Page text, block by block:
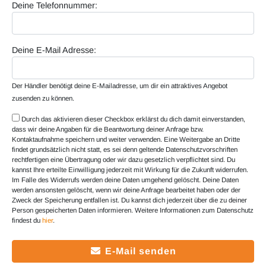
Deine Telefonnummer:
Deine E-Mail Adresse:
Der Händler benötigt deine E-Mailadresse, um dir ein attraktives Angebot
zusenden zu können.
Durch das aktivieren dieser Checkbox erklärst du dich damit einverstanden,
dass wir deine Angaben für die Beantwortung deiner Anfrage bzw.
Kontaktaufnahme speichern und weiter verwenden. Eine Weitergabe an Dritte
findet grundsätzlich nicht statt, es sei denn geltende Datenschutzvorschriften
rechtfertigen eine Übertragung oder wir dazu gesetzlich verpflichtet sind. Du
kannst Ihre erteilte Einwilligung jederzeit mit Wirkung für die Zukunft widerrufen.
Im Falle des Widerrufs werden deine Daten umgehend gelöscht. Deine Daten
werden ansonsten gelöscht, wenn wir deine Anfrage bearbeitet haben oder der
Zweck der Speicherung entfallen ist. Du kannst dich jederzeit über die zu deiner
Person gespeicherten Daten informieren. Weitere Informationen zum Datenschutz
findest du hier.
E-Mail senden